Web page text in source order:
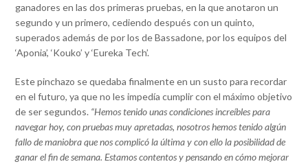
ganadores en las dos primeras pruebas, en la que anotaron un
segundo y un primero, cediendo después con un quinto,
superados además de por los de Bassadone, por los equipos del
‘Aponia’, ‘Kouko’ y ‘Eureka Tech’.
Este pinchazo se quedaba finalmente en un susto para recordar
en el futuro, ya que no les impedía cumplir con el máximo objetivo
de ser segundos. “Hemos tenido unas condiciones increíbles para
navegar hoy, con pruebas muy apretadas, nosotros hemos tenido algún
fallo de maniobra que nos complicó la última y con ello la posibilidad de
ganar el fin de semana. Estamos contentos y pensando en cómo mejorar